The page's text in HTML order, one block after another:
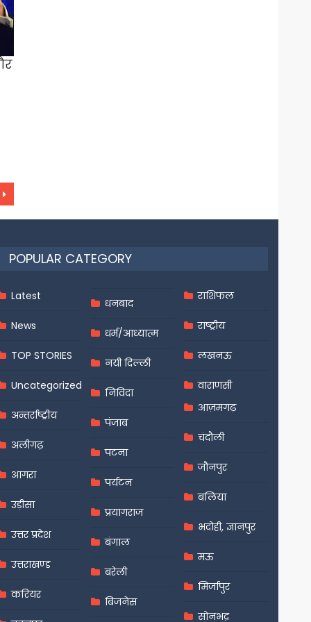
POPULAR CATEGORY
Latest
News
TOP STORIES
Uncategorized
अन्तर्राष्ट्रीय
अलीगढ़
आगरा
उड़ीसा
उत्तर प्रदेश
उत्तराखण्ड
करियर
धनबाद
धर्म/आध्यात्म
नयी दिल्ली
निविदा
पंजाब
पटना
पर्यटन
प्रयागराज
बंगाल
बरेली
बिजनेस
राशिफल
राष्ट्रीय
लखनऊ
वाराणसी
आज़मगढ़
चंदौली
जौनपुर
बलिया
भदोही, ज्ञानपुर
मऊ
मिर्जापुर
सोनभद्र